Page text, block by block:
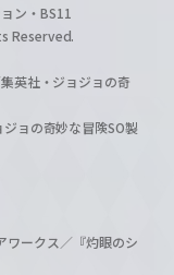
ン・BS11
Reserved.
英社・ジョジョの奇
ョの奇妙な冒険SO製
ワークス／『灼眼のシ